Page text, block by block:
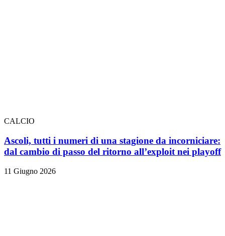
CALCIO
Ascoli, tutti i numeri di una stagione da incorniciare:
dal cambio di passo del ritorno all’exploit nei playoff
11 Giugno 2026